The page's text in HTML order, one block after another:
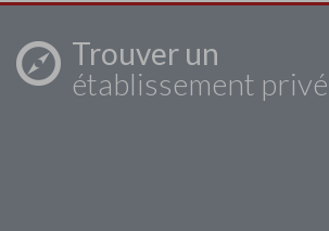
Trouver un
établissement privé